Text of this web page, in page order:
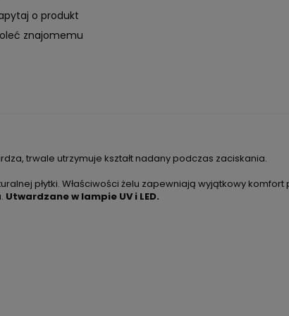
o produkt
znajomemu
trwale utrzymuje kształt nadany podczas zaciskania.
płytki. Właściwości żelu zapewniają wyjątkowy komfort
Utwardzane w lampie UV i LED.